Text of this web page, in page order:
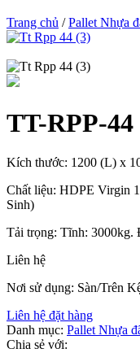
Trang chủ /Pallet Nhựa
TT-RPP-44
Kích thước: 1200 (L) x
Chất liệu: HDPE Virgin
Sinh)
Tải trọng: Tĩnh: 3000kg.
Liên hệ
Nơi sử dụng: Sàn/Trên
Liên hệ đặt hàng
Danh mục: Pallet Nhựa
Chia sẻ với: